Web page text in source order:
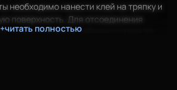
необходимо нанести клей на тряпку и
поверхность. Для отсоединения
охлаждения рабочего стола до
детей.
+читать полностью